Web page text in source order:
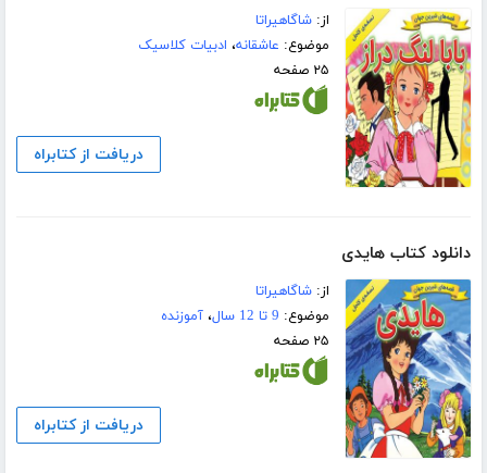
از:شاگاهیراتا
موضوع: عاشقانه، ادبیات کلاسیک
۲۵ صفحه
دریافت از کتابراه
دانلود کتاب هایدی
از:شاگاهیراتا
موضوع: 9 تا 12 سال ،آموزنده
۲۵ صفحه
دریافت از کتابراه